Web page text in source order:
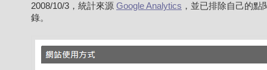
2008/10/3，統計來源 Google Analytics ，並已排除自己的點
錄。